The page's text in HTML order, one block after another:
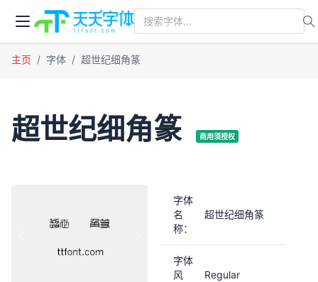
主页 字体 超世纪细角篆
超世纪细角篆 商用须授权
下一张
字体
名
称：
超世纪细角篆
字体
风
Regular